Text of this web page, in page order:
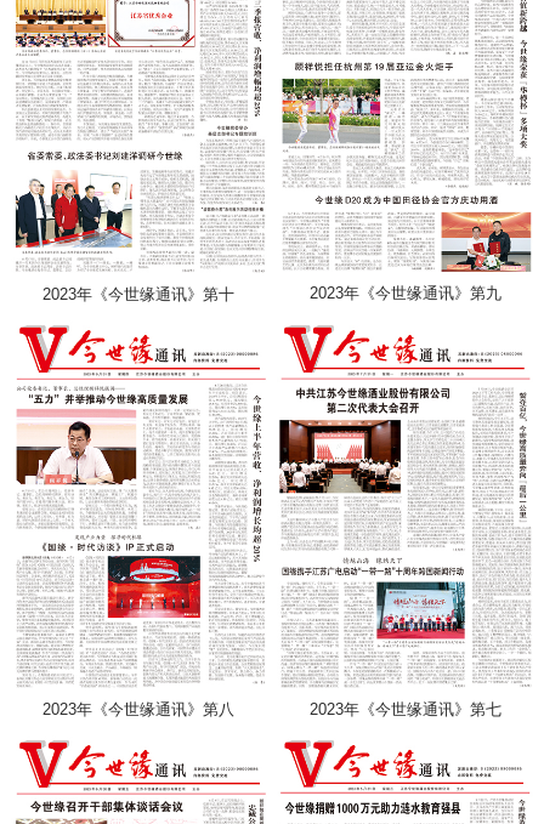
2023年《今世缘通讯》第十 2023年《今世缘通讯》第九
2023年《今世缘通讯》第八 2023年《今世缘通讯》第七